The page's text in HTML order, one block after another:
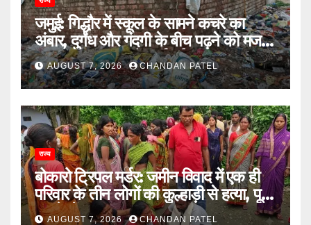
जमुई: गिद्धौर में स्कूल के सामने कचरे का
अंबार, दुर्गंध और गंदगी के बीच पढ़ने को मजबूर
छात्राएं, प्रशासन से कार्रवाई की मांग
AUGUST 7, 2026 CHANDAN PATEL
राज्य
बोकारो ट्रिपल मर्डर: जमीन विवाद में एक ही
परिवार के तीन लोगों की कुल्हाड़ी से हत्या, पूरे
इलाके में दहशत
AUGUST 7, 2026 CHANDAN PATEL